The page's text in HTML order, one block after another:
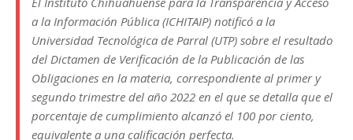
b
o
o
k
r A
p
p
Li
n
k
n
g
e
r
ra
m
ar
ti
r
a la Información Pública (ICHITAIP) notificó a la
Universidad Tecnológica de Parral (UTP) sobre el resultado
del Dictamen de Verificación de la Publicación de las
Obligaciones en la materia, correspondiente al primer y
segundo trimestre del año 2022 en el que se detalla que el
porcentaje de cumplimiento alcanzó el 100 por ciento,
equivalente a una calificación perfecta.